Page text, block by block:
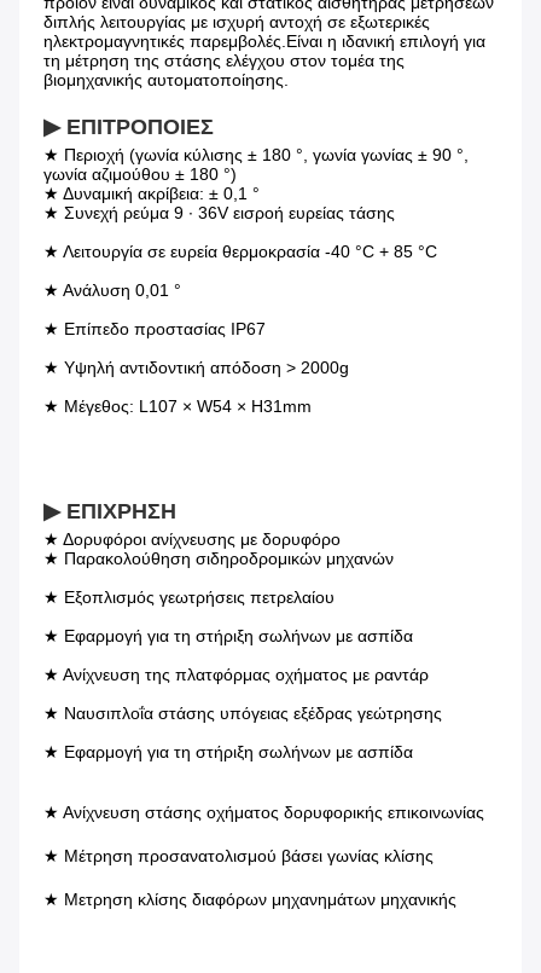
διπλής λειτουργίας με ισχυρή αντοχή σε εξωτερικές
ηλεκτρομαγνητικές παρεμβολές.Είναι η ιδανική επιλογή για
τη μέτρηση της στάσης ελέγχου στον τομέα της
βιομηχανικής αυτοματοποίησης.
▶ ΕΠΙΤΡΟΠΟΙΕΣ
★ Περιοχή (γωνία κύλισης ± 180 °, γωνία γωνίας ± 90 °,
γωνία αζιμούθου ± 180 °)
★ Δυναμική ακρίβεια: ± 0,1 °
★ Συνεχή ρεύμα 9 ∙ 36V εισροή ευρείας τάσης
★ Λειτουργία σε ευρεία θερμοκρασία -40 °C + 85 °C
★ Ανάλυση 0,01 °
★ Επίπεδο προστασίας IP67
★ Υψηλή αντιδοντική απόδοση > 2000g
★ Μέγεθος: L107 × W54 × H31mm
▶ ΕΠΙΧΡΗΣΗ
★ Δορυφόροι ανίχνευσης με δορυφόρο
★ Παρακολούθηση σιδηροδρομικών μηχανών
★ Εξοπλισμός γεωτρήσεις πετρελαίου
★ Εφαρμογή για τη στήριξη σωλήνων με ασπίδα
★ Ανίχνευση της πλατφόρμας οχήματος με ραντάρ
★ Ναυσιπλοΐα στάσης υπόγειας εξέδρας γεώτρησης
★ Εφαρμογή για τη στήριξη σωλήνων με ασπίδα
★ Ανίχνευση στάσης οχήματος δορυφορικής επικοινωνίας
★ Μέτρηση προσανατολισμού βάσει γωνίας κλίσης
★ Μετρηση κλίσης διαφόρων μηχανημάτων μηχανικής